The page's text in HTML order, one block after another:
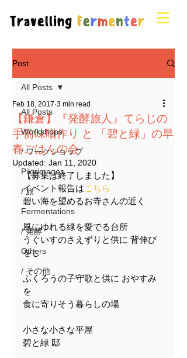
Post
All Posts
Workshops
/ ワークショップ
Pilgrimages
/ 旅
Fermentations
/ 発酵
Others
/ その他
All Posts
【鎌倉】『発酵旅人』てらじの
手前味噌作り と 「碧と緑」の早
春ごはんの会
Feb 18, 2017 3 min read
Updated: Jan 11, 2020
【募集は終了しました】
イベント報告はこちら
碧い海を望めるお寺さんの近く
風にゆれる緑を愛でる台所
うぐいすのさえずりと供に 背伸び
をし
ふくろうの子守歌と供に おやすみ
を
食に寄りそう暮らしの場
小さな小さな平屋
碧と緑 邸